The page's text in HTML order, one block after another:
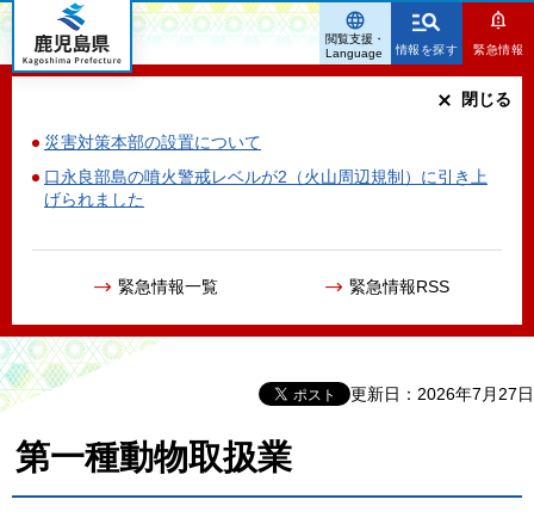
鹿児島県
情報を探す 緊急情報
災害対策本部の設置について
口永良部島の噴火警戒レベルが2（火山周辺規制）に引き上
げられました
緊急情報一覧 緊急情報RSS
閉じる
閲覧支援・
Language
更新日：2026年7月27日
第一種動物取扱業